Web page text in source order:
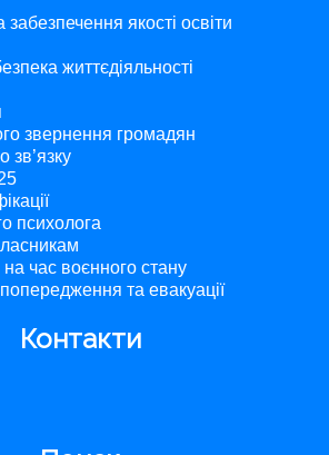
якості освіти
життєдіяльності
звернення громадян
зв’язку
психолога
час воєнного стану
та евакуації
Контакти